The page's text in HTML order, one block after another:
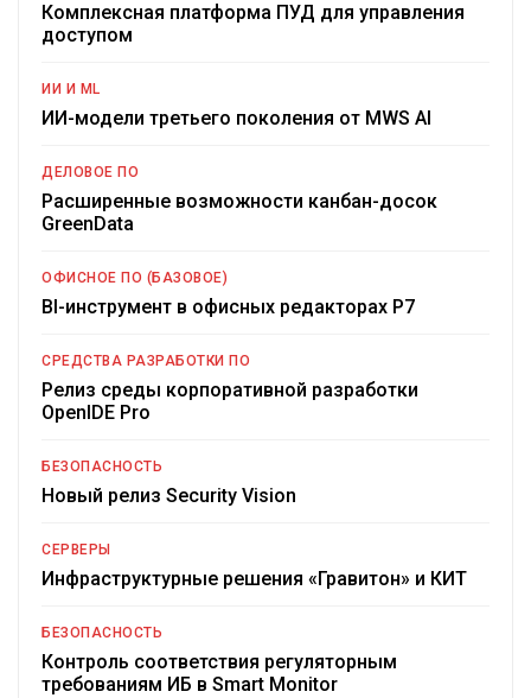
Комплексная платформа ПУД для управления
доступом
ИИ И ML
ИИ-модели третьего поколения от MWS AI
ДЕЛОВОЕ ПО
Расширенные возможности канбан-досок
GreenData
ОФИСНОЕ ПО (БАЗОВОЕ)
BI-инструмент в офисных редакторах Р7
СРЕДСТВА РАЗРАБОТКИ ПО
Релиз среды корпоративной разработки
OpenIDE Pro
БЕЗОПАСНОСТЬ
Новый релиз Security Vision
СЕРВЕРЫ
Инфраструктурные решения «Гравитон» и КИТ
БЕЗОПАСНОСТЬ
Контроль соответствия регуляторным
требованиям ИБ в Smart Monitor